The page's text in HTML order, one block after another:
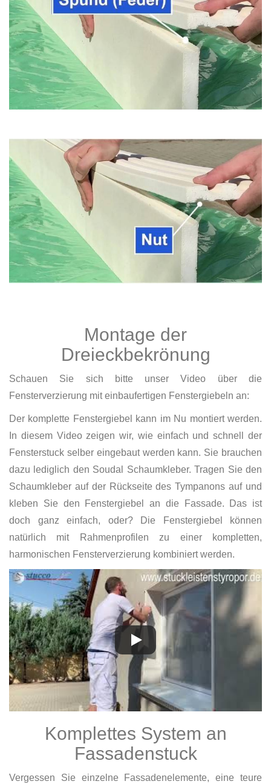
Montage der
Dreieckbekrönung
Schauen Sie sich bitte unser Video über die
Fensterverzierung mit einbaufertigen Fenstergiebeln an:
Der komplette Fenstergiebel kann im Nu montiert werden.
In diesem Video zeigen wir, wie einfach und schnell der
Fensterstuck selber eingebaut werden kann. Sie brauchen
dazu lediglich den Soudal Schaumkleber. Tragen Sie den
Schaumkleber auf der Rückseite des Tympanons auf und
kleben Sie den Fenstergiebel an die Fassade. Das ist
doch ganz einfach, oder? Die Fenstergiebel können
natürlich mit Rahmenprofilen zu einer kompletten,
harmonischen Fensterverzierung kombiniert werden.
Komplettes System an
Fassadenstuck
Vergessen Sie einzelne Fassadenelemente, eine teure